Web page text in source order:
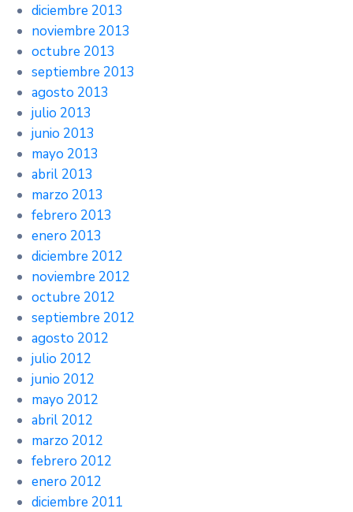
diciembre 2013
noviembre 2013
octubre 2013
septiembre 2013
agosto 2013
julio 2013
junio 2013
mayo 2013
abril 2013
marzo 2013
febrero 2013
enero 2013
diciembre 2012
noviembre 2012
octubre 2012
septiembre 2012
agosto 2012
julio 2012
junio 2012
mayo 2012
abril 2012
marzo 2012
febrero 2012
enero 2012
diciembre 2011